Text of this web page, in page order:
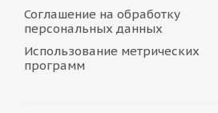
Соглашение на обработку
персональных данных
Использование метрических
программ